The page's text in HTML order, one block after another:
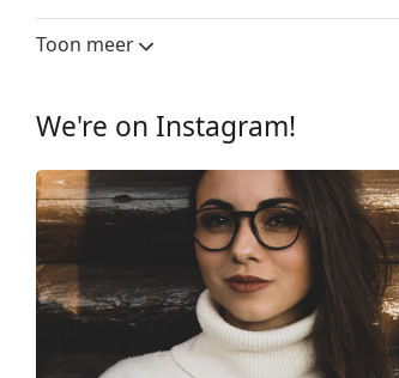
Overig
Merk:
Toon meer
We're on Instagram!